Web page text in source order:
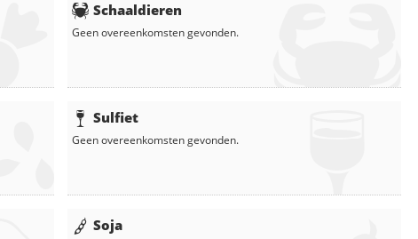
Schaaldieren
Geen overeenkomsten gevonden.
Sulfiet
Geen overeenkomsten gevonden.
Soja